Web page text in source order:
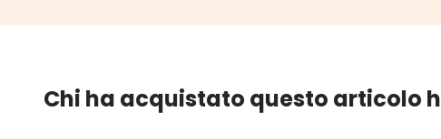
Chi ha acquistato questo articolo